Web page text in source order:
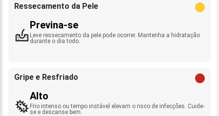
Ressecamento da Pele
Previna-se
Leve ressecamento da pele pode ocorrer. Mantenha a hidratação
durante o dia todo.
Gripe e Resfriado
Alto
Frio intenso ou tempo instável elevam o risco de infecções. Cuide-
se e descanse bem.